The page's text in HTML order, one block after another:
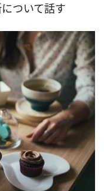
ついて話す